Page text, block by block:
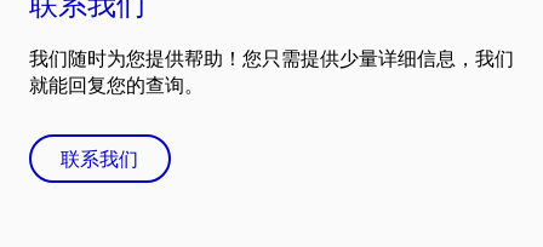
我们随时为您提供帮助！您只需提供少量详细信息，我们
就能回复您的查询。
联系我们